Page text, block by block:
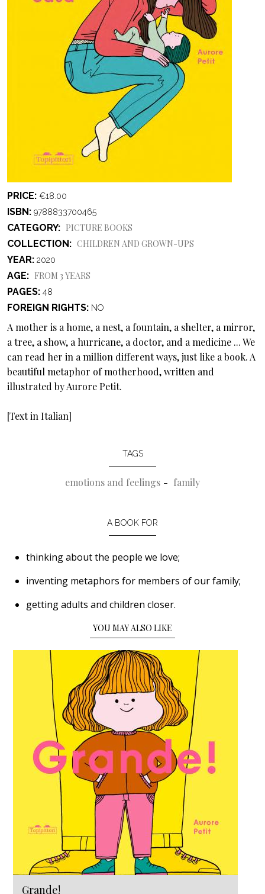
PRICE €18.00
ISBN 9788833700465
CATEGORY
PICTURE BOOKS
COLLECTION
CHILDREN AND GROWN-UPS
YEAR 2020
AGE
FROM 3 YEARS
PAGES 48
FOREIGN RIGHTS NO
A mother is a home, a nest, a fountain, a shelter, a mirror,
a tree, a show, a hurricane, a doctor, and a medicine ... We
can read her in a million different ways, just like a book. A
beautiful metaphor of motherhood, written and
illustrated by Aurore Petit.
[Text in Italian]
TAGS
emotions and feelings family
A BOOK FOR
thinking about the people we love;
inventing metaphors for members of our family;
getting adults and children closer.
YOU MAY ALSO LIKE
Grande!